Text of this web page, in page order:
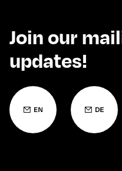
Join our
updates!